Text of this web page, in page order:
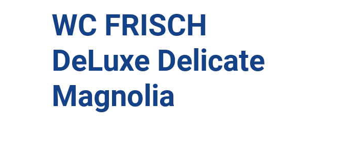
WC FRISCH
DeLuxe Delicate
Magnolia